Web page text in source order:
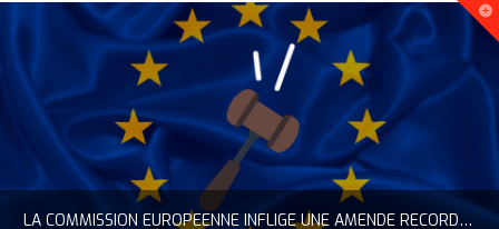
LA COMMISSION EUROPÉENNE INFLIGE UNE AMENDE RECORD À GOOGLE